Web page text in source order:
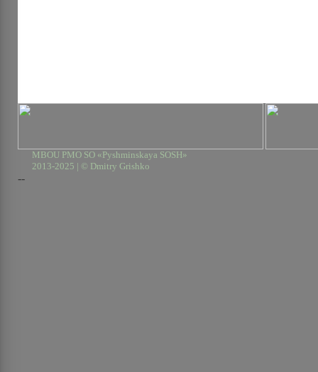
MBOU PMO SO «Pyshminskaya SOSH»
2013-2025 | © Dmitry Grishko
--